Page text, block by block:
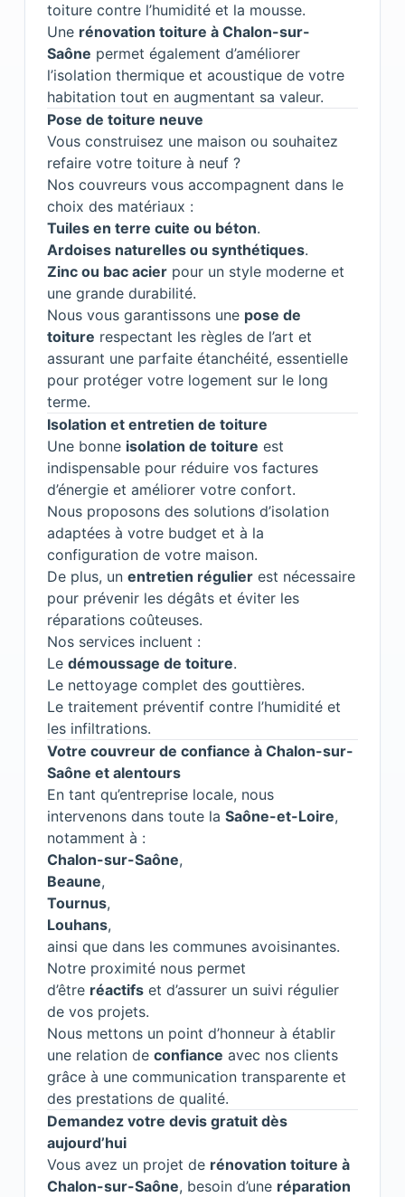
toiture contre l’humidité et la mousse.
Une rénovation toiture à Chalon-sur-
Saône permet également d’améliorer
l’isolation thermique et acoustique de votre
habitation tout en augmentant sa valeur.
Pose de toiture neuve
Vous construisez une maison ou souhaitez
refaire votre toiture à neuf ?
Nos couvreurs vous accompagnent dans le
choix des matériaux :
Tuiles en terre cuite ou béton.
Ardoises naturelles ou synthétiques.
Zinc ou bac acier pour un style moderne et
une grande durabilité.
Nous vous garantissons une pose de
toiture respectant les règles de l’art et
assurant une parfaite étanchéité, essentielle
pour protéger votre logement sur le long
terme.
Isolation et entretien de toiture
Une bonne isolation de toiture est
indispensable pour réduire vos factures
d’énergie et améliorer votre confort.
Nous proposons des solutions d’isolation
adaptées à votre budget et à la
configuration de votre maison.
De plus, unentretien régulier est nécessaire
pour prévenir les dégâts et éviter les
réparations coûteuses.
Nos services incluent :
Ledémoussage de toiture.
Le nettoyage complet des gouttières.
Le traitement préventif contre l’humidité et
les infiltrations.
Votre couvreur de confiance à Chalon-sur-
Saône et alentours
En tant qu’entreprise locale, nous
intervenons dans toute laSaône-et-Loire,
notamment à :
Chalon-sur-Saône,
Beaune,
Tournus,
Louhans,
ainsi que dans les communes avoisinantes.
Notre proximité nous permet
d’être réactifs et d’assurer un suivi régulier
de vos projets.
Nous mettons un point d’honneur à établir
une relation deconfiance avec nos clients
grâce à une communication transparente et
des prestations de qualité.
Demandez votre devis gratuit dès
aujourd’hui
Vous avez un projet de rénovation toiture à
Chalon-sur-Saône, besoin d’une réparation